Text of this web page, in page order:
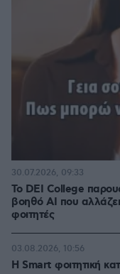
Το DEI College
βοηθό AI που
φοιτητές
30.07.2026, 09:33
Η Smart φοιτητική
03.08.2026, 10:56